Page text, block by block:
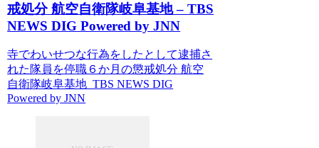
戒処分 航空自衛隊岐阜基地 – TBS
NEWS DIG Powered by JNN
寺でわいせつな行為をしたとして逮捕さ
れた隊員を停職６か月の懲戒処分 航空
自衛隊岐阜基地 TBS NEWS DIG
Powered by JNN